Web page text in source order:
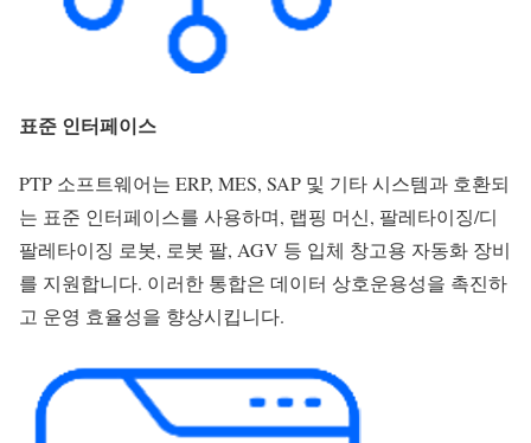
표준 인터페이스
PTP 소프트웨어는 ERP, MES, SAP 및 기타 시스템과 호환되
는 표준 인터페이스를 사용하며, 랩핑 머신, 팔레타이징/디
팔레타이징 로봇, 로봇 팔, AGV 등 입체 창고용 자동화 장비
를 지원합니다. 이러한 통합은 데이터 상호운용성을 촉진하
고 운영 효율성을 향상시킵니다.